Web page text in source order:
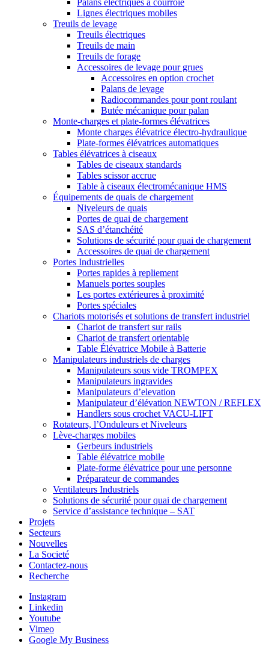
Palans électriques à courroie
Lignes électriques mobiles
Treuils de levage
Treuils électriques
Treuils de main
Treuils de forage
Accessoires de levage pour grues
Accessoires en option crochet
Palans de levage
Radiocommandes pour pont roulant
Butée mécanique pour palan
Monte-charges et plate-formes élévatrices
Monte charges élévatrice électro-hydraulique
Plate-formes élévatrices automatiques
Tables élévatrices à ciseaux
Tables de ciseaux standards
Tables scissor accrue
Table à ciseaux électromécanique HMS
Équipements de quais de chargement
Niveleurs de quais
Portes de quai de chargement
SAS d’étanchéité
Solutions de sécurité pour quai de chargement
Accessoires de quai de chargement
Portes Industrielles
Portes rapides à repliement
Manuels portes souples
Les portes extérieures à proximité
Portes spéciales
Chariots motorisés et solutions de transfert industriel
Chariot de transfert sur rails
Chariot de transfert orientable
Table Élévatrice Mobile à Batterie
Manipulateurs industriels de charges
Manipulateurs sous vide TROMPEX
Manipulateurs ingravides
Manipulateurs d’elevation
Manipulateur d’élévation NEWTON / REFLEX
Handlers sous crochet VACU-LIFT
Rotateurs, l’Onduleurs et Niveleurs
Lève-charges mobiles
Gerbeurs industriels
Table élévatrice mobile
Plate-forme élévatrice pour une personne
Préparateur de commandes
Ventilateurs Industriels
Solutions de sécurité pour quai de chargement
Service d’assistance technique – SAT
Projets
Secteurs
Nouvelles
La Societé
Contactez-nous
Recherche
Instagram
Linkedin
Youtube
Vimeo
Google My Business